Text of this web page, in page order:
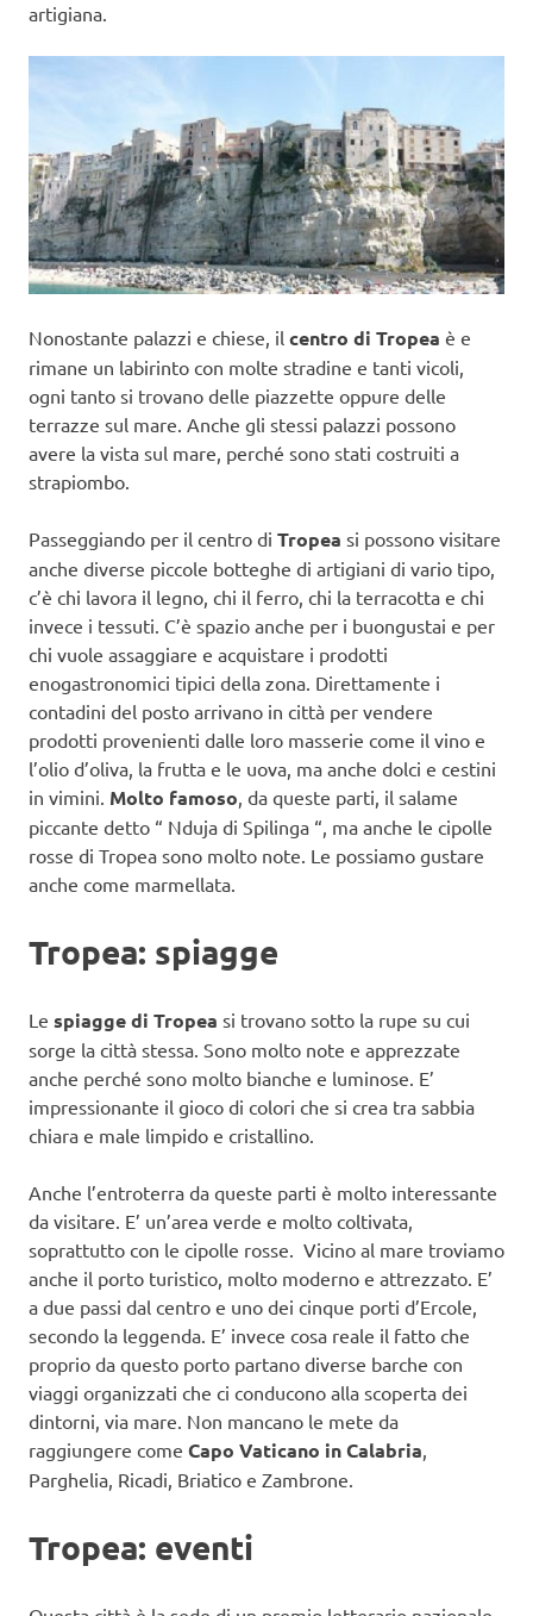
artigiana.
Nonostante palazzi e chiese, il centro di Tropea è e
rimane un labirinto con molte stradine e tanti vicoli,
ogni tanto si trovano delle piazzette oppure delle
terrazze sul mare. Anche gli stessi palazzi possono
avere la vista sul mare, perché sono stati costruiti a
strapiombo.
Passeggiando per il centro di Tropea si possono visitare
anche diverse piccole botteghe di artigiani di vario tipo,
c’è chi lavora il legno, chi il ferro, chi la terracotta e chi
invece i tessuti. C’è spazio anche per i buongustai e per
chi vuole assaggiare e acquistare i prodotti
enogastronomici tipici della zona. Direttamente i
contadini del posto arrivano in città per vendere
prodotti provenienti dalle loro masserie come il vino e
l’olio d’oliva, la frutta e le uova, ma anche dolci e cestini
in vimini. Molto famoso, da queste parti, il salame
piccante detto “ Nduja di Spilinga “, ma anche le cipolle
rosse di Tropea sono molto note. Le possiamo gustare
anche come marmellata.
Tropea: spiagge
Le spiagge di Tropea si trovano sotto la rupe su cui
sorge la città stessa. Sono molto note e apprezzate
anche perché sono molto bianche e luminose. E’
impressionante il gioco di colori che si crea tra sabbia
chiara e male limpido e cristallino.
Anche l’entroterra da queste parti è molto interessante
da visitare. E’ un’area verde e molto coltivata,
soprattutto con le cipolle rosse. Vicino al mare troviamo
anche il porto turistico, molto moderno e attrezzato. E’
a due passi dal centro e uno dei cinque porti d’Ercole,
secondo la leggenda. E’ invece cosa reale il fatto che
proprio da questo porto partano diverse barche con
viaggi organizzati che ci conducono alla scoperta dei
dintorni, via mare. Non mancano le mete da
raggiungere come Capo Vaticano in Calabria,
Parghelia, Ricadi, Briatico e Zambrone.
Tropea: eventi